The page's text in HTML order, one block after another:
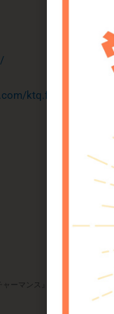
ktq.foodfes/
ーマンス』☆